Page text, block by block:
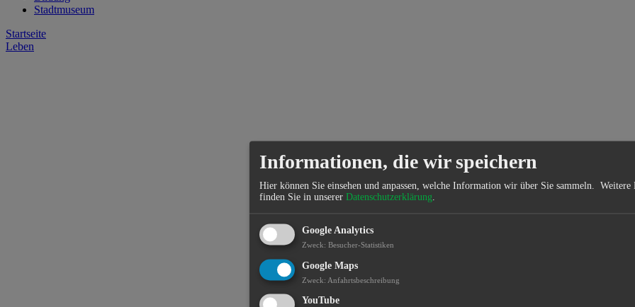
Stadtmuseum
Startseite
Leben
Informationen, die wir speichern
Hier können Sie einsehen und anpassen, welche Information wir über Sie sammeln. Weitere
finden Sie in unserer Datenschutzerklärung.
Google Analytics
Zweck: Besucher-Statistiken
Google Maps
Zweck: Anfahrtsbeschreibung
YouTube